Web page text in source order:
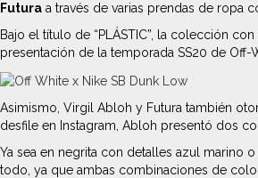
Futura a través de varias prendas de ropa
Bajo el título de “PLÁSTIC”, la colección
presentación de la temporada SS20 de Off-
Asimismo, Virgil Abloh y Futura también
desfile en Instagram, Abloh presentó dos
Ya sea en negrita con detalles azul marino
todo, ya que ambas combinaciones de